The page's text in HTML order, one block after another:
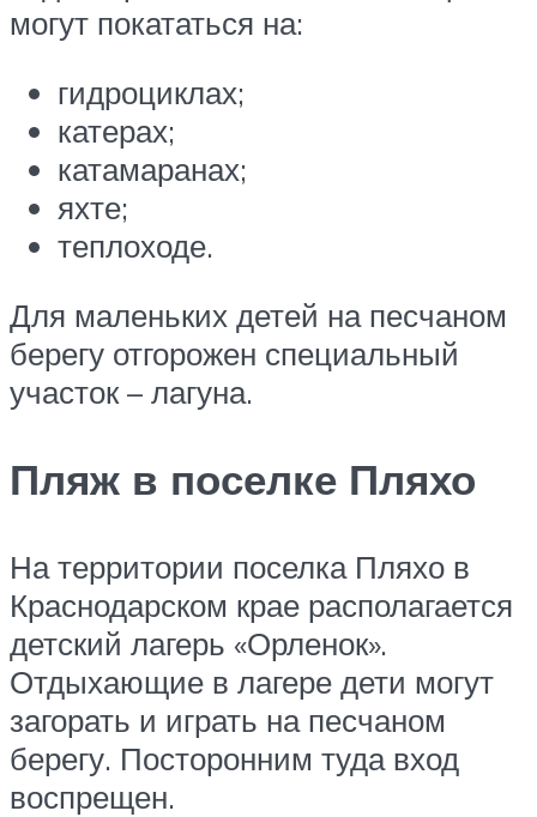
могут покататься на:
гидроциклах;
катерах;
катамаранах;
яхте;
теплоходе.
Для маленьких детей на песчаном
берегу отгорожен специальный
участок – лагуна.
Пляж в поселке Пляхо
На территории поселка Пляхо в
Краснодарском крае располагается
детский лагерь «Орленок».
Отдыхающие в лагере дети могут
загорать и играть на песчаном
берегу. Посторонним туда вход
воспрещен.